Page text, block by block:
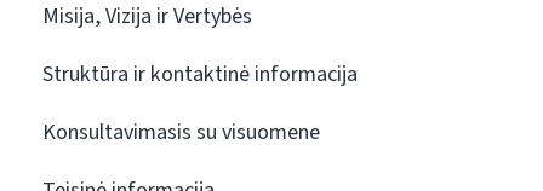
Misija, Vizija ir Vertybės
Struktūra ir kontaktinė informacija
Konsultavimasis su visuomene